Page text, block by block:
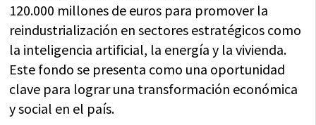
120.000 millones de euros para promover la
reindustrialización en sectores estratégicos como
la inteligencia artificial, la energía y la vivienda.
Este fondo se presenta como una oportunidad
clave para lograr una transformación económica
y social en el país.